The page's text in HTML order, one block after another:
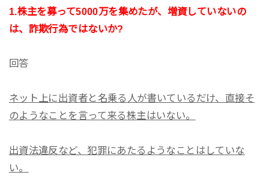
1.株主を募って5000万を集めたが、増資していないの
は、詐欺行為ではないか?
回答
ネット上に出資者と名乗る人が書いているだけ、直接そ
のようなことを言って来る株主はいない。
出資法違反など、犯罪にあたるようなことはしていな
い。